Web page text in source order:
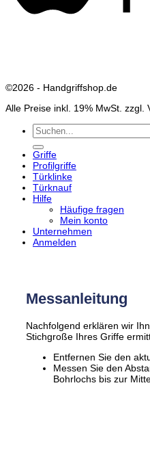
©2026 - Handgriffshop.de
Alle Preise inkl. 19% MwSt. zzgl.
Suchen
nach:
Griffe
Profilgriffe
Türklinke
Türknauf
Hilfe
Häufige fragen
Mein konto
Unternehmen
Anmelden
Messanleitung
Nachfolgend erklären wir
Stichgroße Ihres Griffe
Entfernen Sie den
Messen Sie den
Bohrlochs bis zur